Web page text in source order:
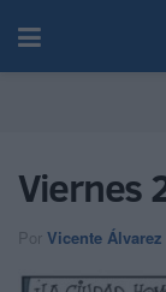
Viernes
Por Vicente